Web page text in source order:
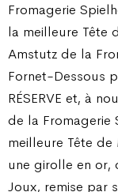
Fromagerie
la meilleure Tête
Amstutz de la
Fornet-Dessous
RÉSERVE et, à
de la Fromagerie
meilleure Tête
une girolle en or,
Joux, remise par